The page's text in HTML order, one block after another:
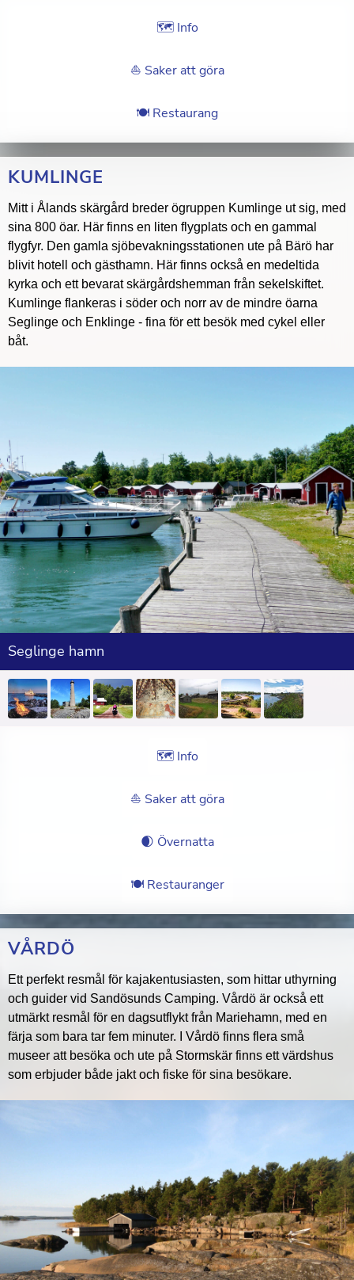
🗺 Info
⛵️ Saker att göra
🍽 Restaurang
KUMLINGE
Mitt i Ålands skärgård breder ögruppen Kumlinge ut sig, med
sina 800 öar. Här finns en liten flygplats och en gammal
flygfyr. Den gamla sjöbevakningsstationen ute på Bärö har
blivit hotell och gästhamn. Här finns också en medeltida
kyrka och ett bevarat skärgårdshemman från sekelskiftet.
Kumlinge flankeras i söder och norr av de mindre öarna
Seglinge och Enklinge - fina för ett besök med cykel eller
båt.
Seglinge hamn
🗺 Info
⛵️ Saker att göra
🌒 Övernatta
🍽 Restauranger
VÅRDÖ
Ett perfekt resmål för kajakentusiasten, som hittar uthyrning
och guider vid Sandösunds Camping. Vårdö är också ett
utmärkt resmål för en dagsutflykt från Mariehamn, med en
färja som bara tar fem minuter. I Vårdö finns flera små
museer att besöka och ute på Stormskär finns ett värdshus
som erbjuder både jakt och fiske för sina besökare.